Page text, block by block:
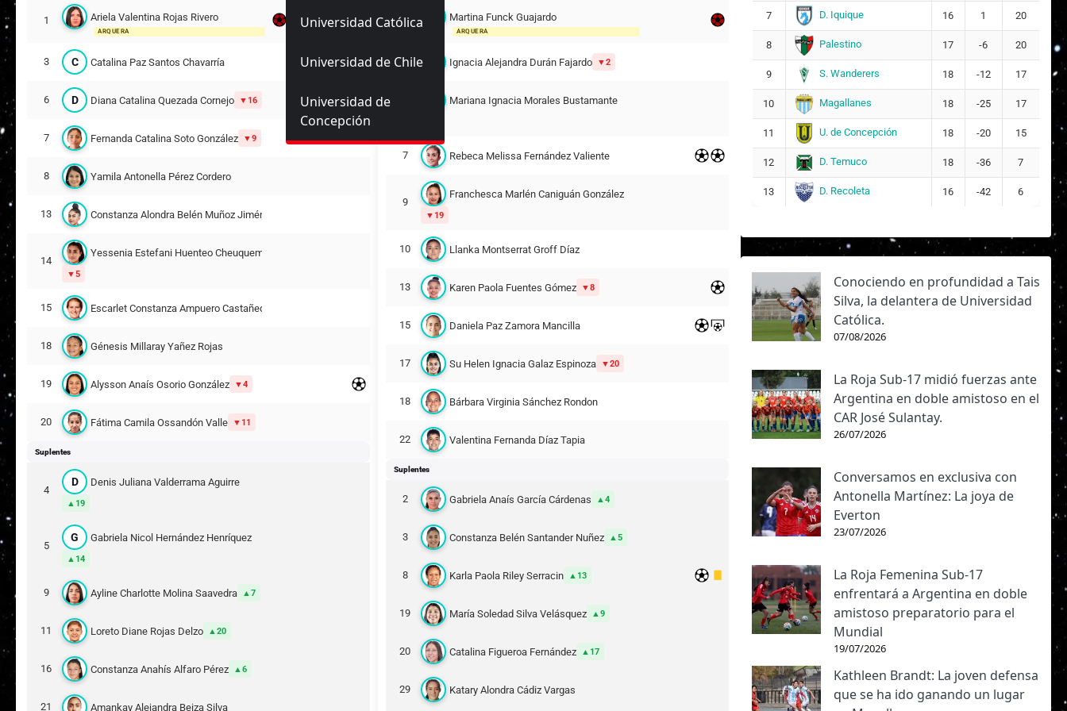
Universidad Católica
Universidad de Chile
Universidad de
Concepción
1 Ariela Valentina Rojas Rivero
ARQUERA
3 C Catalina Paz Santos Chavarría
6 D Diana Catalina Quezada Cornejo 16
7 Fernanda Catalina Soto González 9
8 Yamila Antonella Pérez Cordero
13 Constanza Alondra Belén Muñoz Jiménez
14
Yessenia Estefani Huenteo Cheuqueman
5
15 Escarlet Constanza Ampuero Castañeda
18 Génesis Millaray Yañez Rojas
19 Alysson Anaís Osorio González 4
20 Fátima Camila Ossandón Valle 11
Suplentes
4
D Denis Juliana Valderrama Aguirre
19
5
G Gabriela Nicol Hernández Henríquez
14
9 Ayline Charlotte Molina Saavedra 7
11 Loreto Diane Rojas Delzo 20
16 Constanza Anahís Alfaro Pérez 6
21 Amankay Alejandra Beiza Silva
12 Martina Funck Guajardo
ARQUERA
4 Ignacia Alejandra Durán Fajardo 2
Mariana Ignacia Morales Bustamante
7 Rebeca Melissa Fernández Valiente
9
Franchesca Marlén Caniguán González
19
10 Llanka Montserrat Groff Díaz
13 Karen Paola Fuentes Gómez 8
15 Daniela Paz Zamora Mancilla
17 Su Helen Ignacia Galaz Espinoza 20
18 Bárbara Virginia Sánchez Rondon
22 Valentina Fernanda Díaz Tapia
Suplentes
2 Gabriela Anaís García Cárdenas 4
3 Constanza Belén Santander Nuñez 5
8 Karla Paola Riley Serracin 13
19 María Soledad Silva Velásquez 9
20 Catalina Figueroa Fernández 17
29 Katary Alondra Cádiz Vargas
7 D. Iquique 16 1 20
8 Palestino 17 -6 20
9 S. Wanderers 18 -12 17
10 Magallanes 18 -25 17
11 U. de Concepción 18 -20 15
12 D. Temuco 18 -36 7
13 D. Recoleta 16 -42 6
Conociendo en profundidad a Tais
Silva, la delantera de Universidad
Católica.
07/08/2026
La Roja Sub-17 midió fuerzas ante
Argentina en doble amistoso en el
CAR José Sulantay.
26/07/2026
Conversamos en exclusiva con
Antonella Martínez: La joya de
Everton
23/07/2026
La Roja Femenina Sub-17
enfrentará a Argentina en doble
amistoso preparatorio para el
Mundial
19/07/2026
Kathleen Brandt: La joven defensa
que se ha ido ganando un lugar